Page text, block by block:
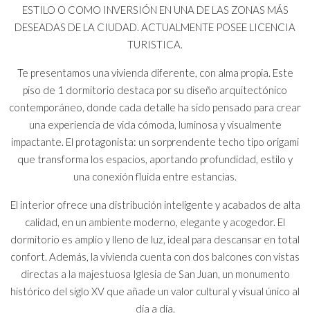
ESTILO O COMO INVERSIÓN EN UNA DE LAS ZONAS MÁS
DESEADAS DE LA CIUDAD. ACTUALMENTE POSEE LICENCIA
TURISTICA.
Te presentamos una vivienda diferente, con alma propia. Este
piso de 1 dormitorio destaca por su diseño arquitectónico
contemporáneo, donde cada detalle ha sido pensado para crear
una experiencia de vida cómoda, luminosa y visualmente
impactante. El protagonista: un sorprendente techo tipo origami
que transforma los espacios, aportando profundidad, estilo y
una conexión fluida entre estancias.
El interior ofrece una distribución inteligente y acabados de alta
calidad, en un ambiente moderno, elegante y acogedor. El
dormitorio es amplio y lleno de luz, ideal para descansar en total
confort. Además, la vivienda cuenta con dos balcones con vistas
directas a la majestuosa Iglesia de San Juan, un monumento
histórico del siglo XV que añade un valor cultural y visual único al
día a día.